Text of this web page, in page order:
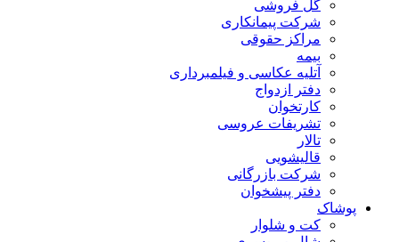
گل فروشی
شرکت پیمانکاری
مراکز حقوقی
بیمه
آتلیه عکاسی و فیلمبرداری
دفتر ازدواج
کارتخوان
تشریفات عروسی
تالار
قالیشویی
شرکت بازرگانی
دفتر پیشخوان
پوشاک
کت و شلوار